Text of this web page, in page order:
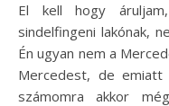
El kell hogy
sindelfingeni lakónak,
Én ugyan nem a
Mercedest, de
számomra akkor